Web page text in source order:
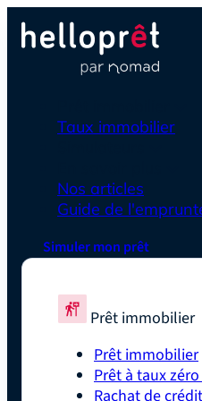
Taux immobilier
Nos articles
Guide de
Simuler mon prêt
Prêt immobilier
Prêt immobilier
Prêt à taux zéro
Rachat de crédit